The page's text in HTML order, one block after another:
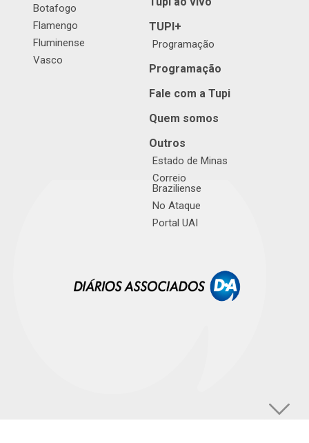
Botafogo
Flamengo
Fluminense
Vasco
TUPI+
Programação
Programação
Fale com a Tupi
Quem somos
Outros
Estado de Minas
Correio
Braziliense
No Ataque
Portal UAI